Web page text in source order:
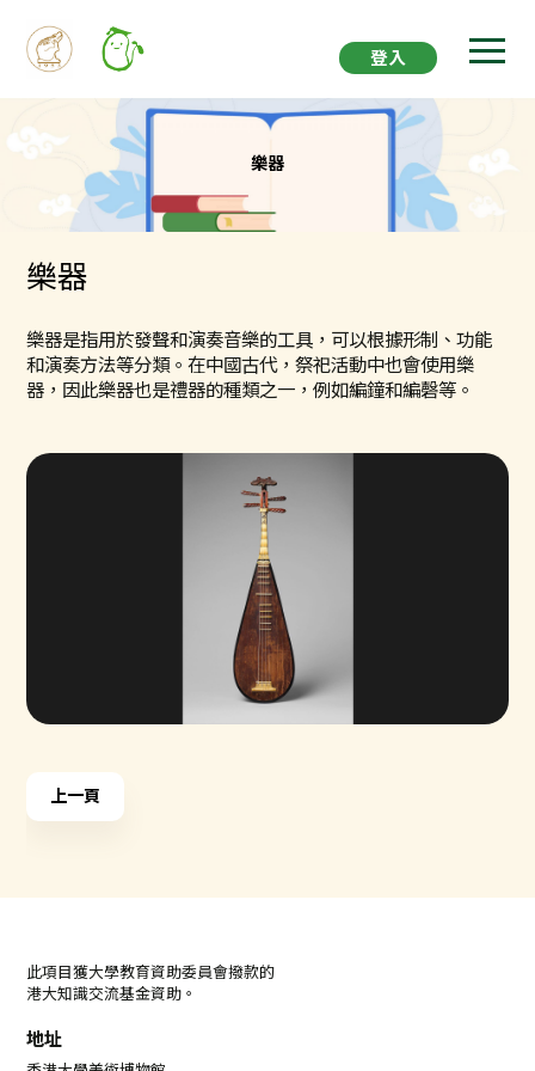
登入
樂器
樂器
樂器是指用於發聲和演奏音樂的工具，可以根據形制、功能
和演奏方法等分類。在中國古代，祭祀活動中也會使用樂
器，因此樂器也是禮器的種類之一，例如編鐘和編磬等。
上一頁
此項目獲大學教育資助委員會撥款的
港大知識交流基金資助。
地址